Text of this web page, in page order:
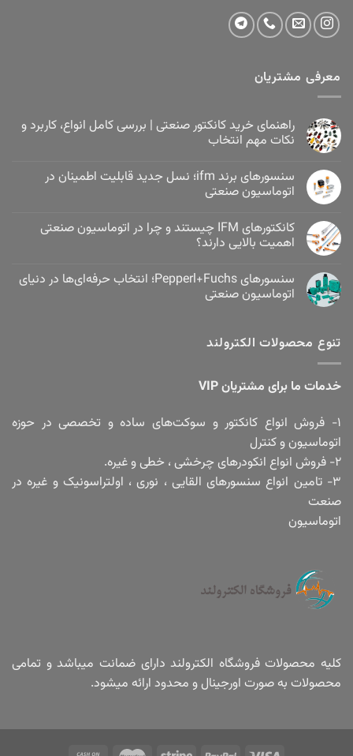
معرفی مشتریان
راهنمای خرید کانکتور صنعتی | بررسی کامل انواع، کاربرد و
نکات مهم انتخاب
سنسورهای برند ifm؛ نسل جدید قابلیت اطمینان در
اتوماسیون صنعتی
کانکتورهای IFM چیستند و چرا در اتوماسیون صنعتی
اهمیت بالایی دارند؟
سنسورهای Pepperl+Fuchs؛ انتخاب حرفه‌ای‌ها در دنیای
اتوماسیون صنعتی
تنوع محصولات الکترولند
خدمات ما برای مشتریان VIP
۱- فروش انواع کانکتور و سوکت‌های ساده و تخصصی در حوزه
اتوماسیون و کنترل
۲- فروش انواع انکودرهای چرخشی ، خطی و غیره.
۳- تامین انواع سنسورهای القایی ، نوری ، اولتراسونیک و غیره در
صنعت
اتوماسیون
کلیه محصولات فروشگاه الکترولند دارای ضمانت میباشد و تمامی
محصولات به صورت اورجینال و محدود ارائه میشود.